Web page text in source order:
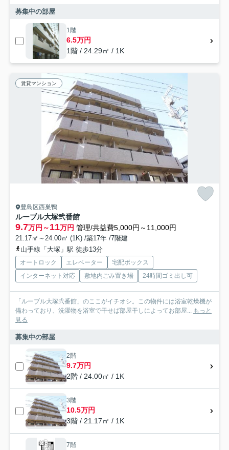
募集中の部屋
1階
6.5万円
1階 / 24.29㎡ / 1K
賃貸マンション
豊島区西巣鴨
ルーブル大塚弐番館
9.7万円～11万円 管理/共益費5,000円～11,000円
21.17㎡～24.00㎡ (1K) /築17年 /7階建
山手線「大塚」駅 徒歩13分
オートロック エレベーター
宅配ボックス
インターネット対応
敷地内ごみ置き場 24時間ゴミ出し可
「ルーブル大塚弐番館」のここがイチオシ。この物件には浴室乾燥機が
備わっており、洗濯物を浴室で干せば部屋干しによってお部屋... もっと
見る
募集中の部屋
2階
9.7万円
2階 / 24.00㎡ / 1K
3階
10.5万円
3階 / 21.17㎡ / 1K
7階